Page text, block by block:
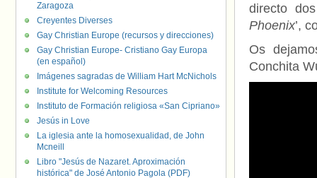
directo
Phoenix’,
Os
Conchita
Zaragoza
Creyentes Diverses
Gay Christian Europe (recursos y direcciones)
Gay Christian Europe- Cristiano Gay Europa
(en español)
Imágenes sagradas de William Hart McNichols
Institute for Welcoming Resources
Instituto de Formación religiosa «San Cipriano»
Jesús in Love
La iglesia ante la homosexualidad, de John
Mcneill
Libro "Jesús de Nazaret. Aproximación
histórica" de José Antonio Pagola (PDF)